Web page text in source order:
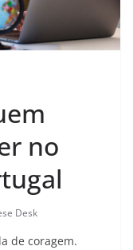
no
Desk
de coragem.